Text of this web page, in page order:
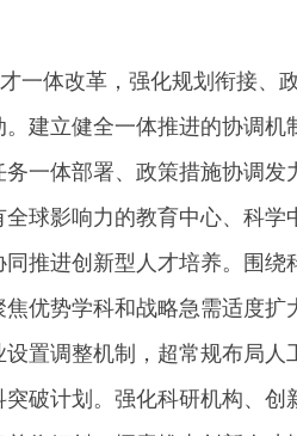
一体改革，强化规划衔接、
建立健全一体推进的协调机
一体部署、政策措施协调发
球影响力的教育中心、科学
推进创新型人才培养。围绕
优势学科和战略急需适度扩
置调整机制，超常规布局人
破计划。强化科研机构、创